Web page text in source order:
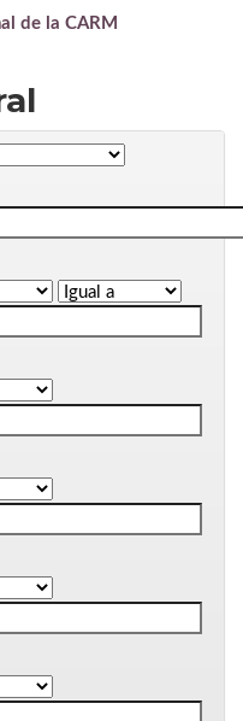
de la CARM